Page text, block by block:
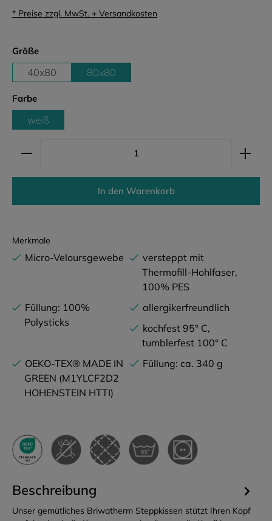
* Preise zzgl. MwSt. + Versandkosten
Größeauswählen
40x80 80x80
Farbeauswählen
weiß
Produkt Anzahl: Gib den gewünschten Wert ein
In den Warenkorb
Merkmale
Micro-Veloursgewebe
versteppt mit
Thermofill-Hohlfaser,
100% PES
Füllung: 100%
Polysticks
allergikerfreundlich
kochfest 95° C,
tumblerfest 100° C
OEKO-TEX® MADE IN
GREEN (M1YLCF2D2
HOHENSTEIN HTTI)
Füllung: ca. 340 g
Beschreibung
Unser gemütliches Briwatherm Steppkissen stützt Ihren Kopf